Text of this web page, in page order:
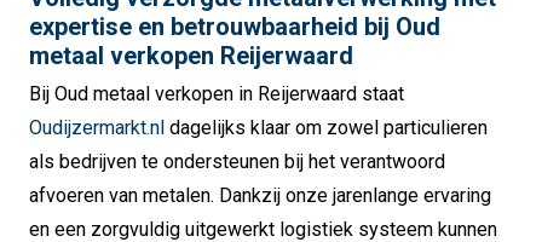
expertise en betrouwbaarheid bij Oud
metaal verkopen Reijerwaard
Bij Oud metaal verkopen in Reijerwaard staat
Oudijzermarkt.nl dagelijks klaar om zowel particulieren
als bedrijven te ondersteunen bij het verantwoord
afvoeren van metalen. Dankzij onze jarenlange ervaring
en een zorgvuldig uitgewerkt logistiek systeem kunnen